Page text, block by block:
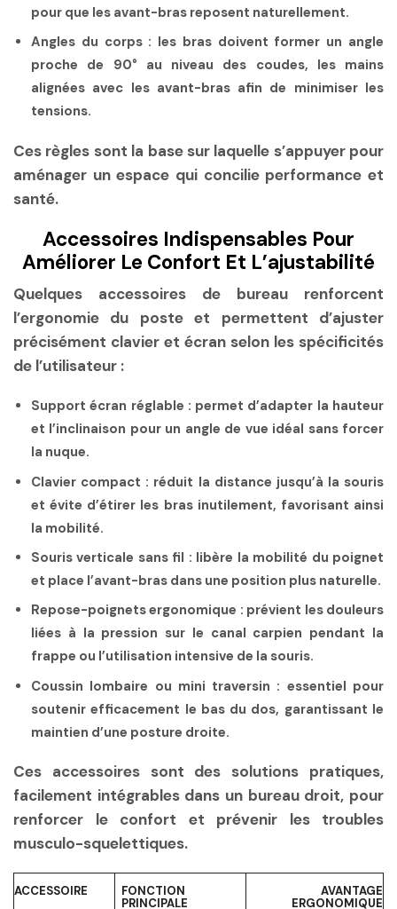
pour que les avant-bras reposent naturellement.
Angles du corps: les bras doivent former un angle
proche de 90° au niveau des coudes, les mains
alignées avec les avant-bras afin de minimiser les
tensions.
Ces règles sont la base sur laquelle s’appuyer pour
aménager un espace qui concilie performance et
santé.
Accessoires Indispensables Pour
Améliorer Le Confort Et L’ajustabilité
Quelques accessoires de bureau renforcent
l’ergonomie du poste et permettent d’ajuster
précisément clavier et écran selon les spécificités
de l’utilisateur :
Support écran réglable : permet d’adapter la hauteur
et l’inclinaison pour un angle de vue idéal sans forcer
la nuque.
Clavier compact : réduit la distance jusqu’à la souris
et évite d’étirer les bras inutilement, favorisant ainsi
la mobilité.
Souris verticale sans fil : libère la mobilité du poignet
et place l’avant-bras dans une position plus naturelle.
Repose-poignets ergonomique : prévient les douleurs
liées à la pression sur le canal carpien pendant la
frappe ou l’utilisation intensive de la souris.
Coussin lombaire ou mini traversin : essentiel pour
soutenir efficacement le bas du dos, garantissant le
maintien d’une posture droite.
Ces accessoires sont des solutions pratiques,
facilement intégrables dans un bureau droit, pour
renforcer le confort et prévenir les troubles
musculo-squelettiques.
ACCESSOIRE
FONCTION
PRINCIPALE
AVANTAGE
ERGONOMIQUE